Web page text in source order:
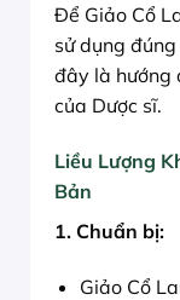
Để Giảo Cổ
sử dụng
đây là hướng
của Dược sĩ.
Liều Lượng
Bản
1. Chuẩn bị:
Giảo Cổ